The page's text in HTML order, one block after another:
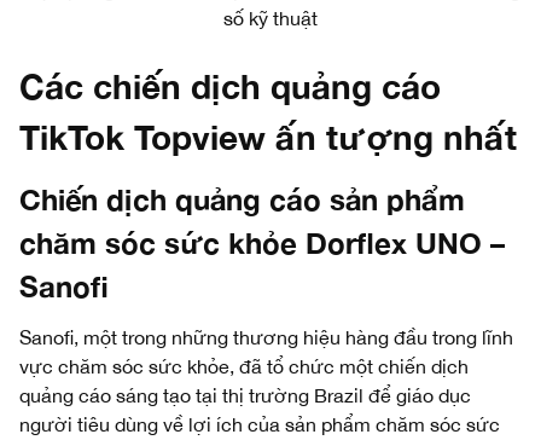
số kỹ thuật
Các chiến dịch quảng cáo
TikTok Topview ấn tượng nhất
Chiến dịch quảng cáo sản phẩm
chăm sóc sức khỏe Dorflex UNO –
Sanofi
Sanofi, một trong những thương hiệu hàng đầu trong lĩnh
vực chăm sóc sức khỏe, đã tổ chức một chiến dịch
quảng cáo sáng tạo tại thị trường Brazil để giáo dục
người tiêu dùng về lợi ích của sản phẩm chăm sóc sức